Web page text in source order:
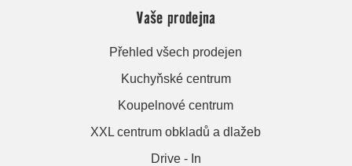
Vaše prodejna
Přehled všech prodejen
Kuchyňské centrum
Koupelnové centrum
XXL centrum obkladů a dlažeb
Drive - In